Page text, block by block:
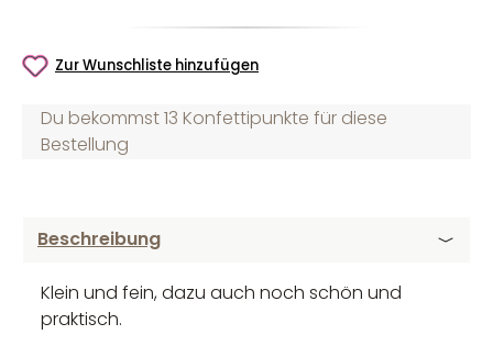
Zur Wunschliste hinzufügen
Du bekommst 13 Konfettipunkte für diese
Bestellung
Beschreibung
Klein und fein, dazu auch noch schön und
praktisch.